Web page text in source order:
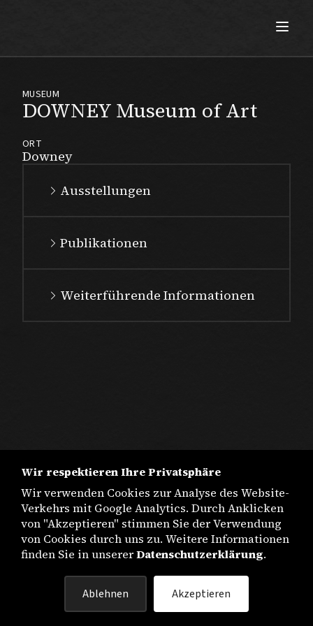
DOWNEY Museum of Art
MUSEUM
Downey
ORT
Ausstellungen
Publikationen
Weiterführende Informationen
DATENSCHUTZ
Wir respektieren Ihre Privatsphäre
Wir verwenden Cookies zur Analyse des Website-
Verkehrs mit Google Analytics. Durch Anklicken
von "Akzeptieren" stimmen Sie der Verwendung
von Cookies durch uns zu. Weitere Informationen
finden Sie in unsererDatenschutzerklärung.
Ablehnen Akzeptieren